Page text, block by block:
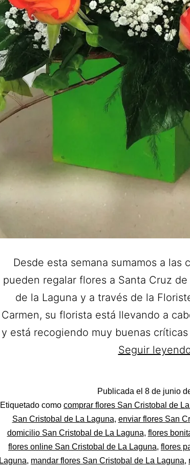
Desde esta semana sumamos a las
pueden regalar flores a Santa Cruz
de la Laguna y a través de la
Carmen, su florista está llevando a
y está recogiendo muy buenas
Seguir
Publicada el 8 de junio
Categorizado
como
Flores
Etiquetado como comprar flores San Cristobal de
San Cristobal de La Laguna, enviar flores San
domicilio San Cristobal de La Laguna, flores
flores online San Cristobal de La Laguna, flores
Laguna, mandar flores San Cristobal de La Laguna,